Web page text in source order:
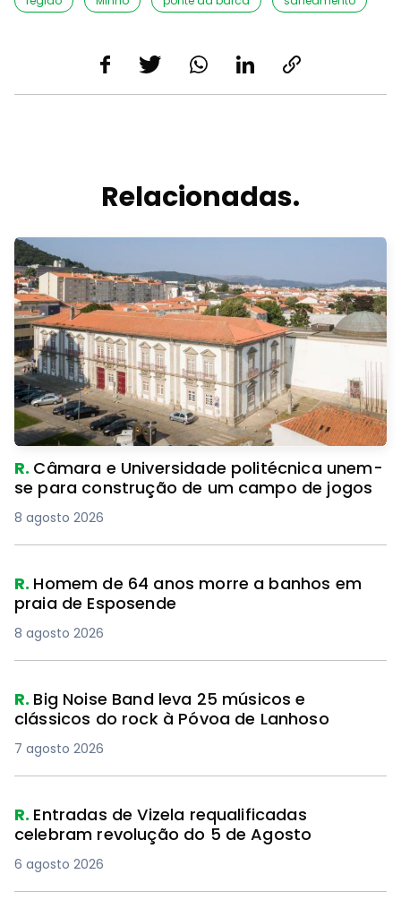
Relacionadas.
R. Câmara e Universidade politécnica unem-
se para construção de um campo de jogos
8 agosto 2026
R. Homem de 64 anos morre a banhos em
praia de Esposende
8 agosto 2026
R. Big Noise Band leva 25 músicos e
clássicos do rock à Póvoa de Lanhoso
7 agosto 2026
R. Entradas de Vizela requalificadas
celebram revolução do 5 de Agosto
6 agosto 2026